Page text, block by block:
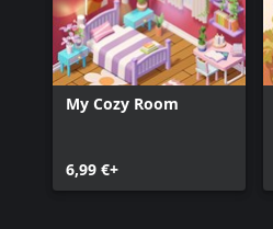
My Cozy Room
6,99 €+